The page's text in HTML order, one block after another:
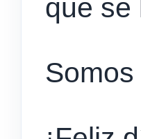
que se